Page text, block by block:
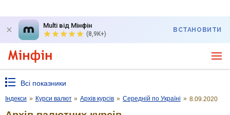
Multi від Мінфін
(8,9K+)
ВСТАНОВИТИ
Всі показники
Індекси » Курси валют » Архів курсів » Середній по Україні » 8.09.2020